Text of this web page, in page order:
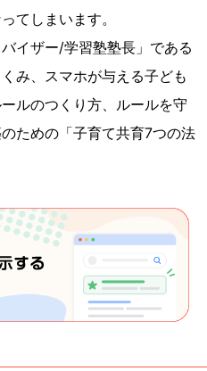
てしまいます。
イザー/学習塾塾長」である
み、スマホが与える子ども
ルのつくり方、ルールを守
ための「子育て共育7つの法